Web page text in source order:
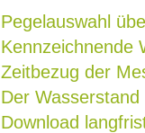
Pegelauswahl
Kennzeichnende
Zeitbezug der
Der Wasserstand
Download